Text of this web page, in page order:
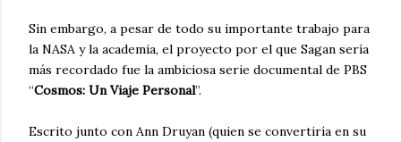
Sin embargo, a pesar de todo su importante trabajo para
la NASA y la academia, el proyecto por el que Sagan sería
más recordado fue la ambiciosa serie documental de PBS
“Cosmos: Un Viaje Personal”.
Escrito junto con Ann Druyan (quien se convertiría en su